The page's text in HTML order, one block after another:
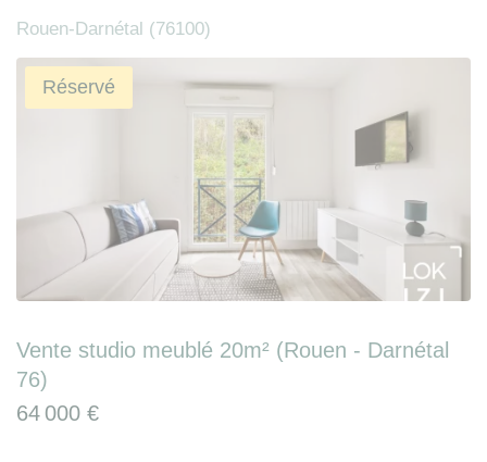
Rouen-Darnétal (76100)
Réservé
Vente studio meublé 20m² (Rouen - Darnétal
76)
64 000 €